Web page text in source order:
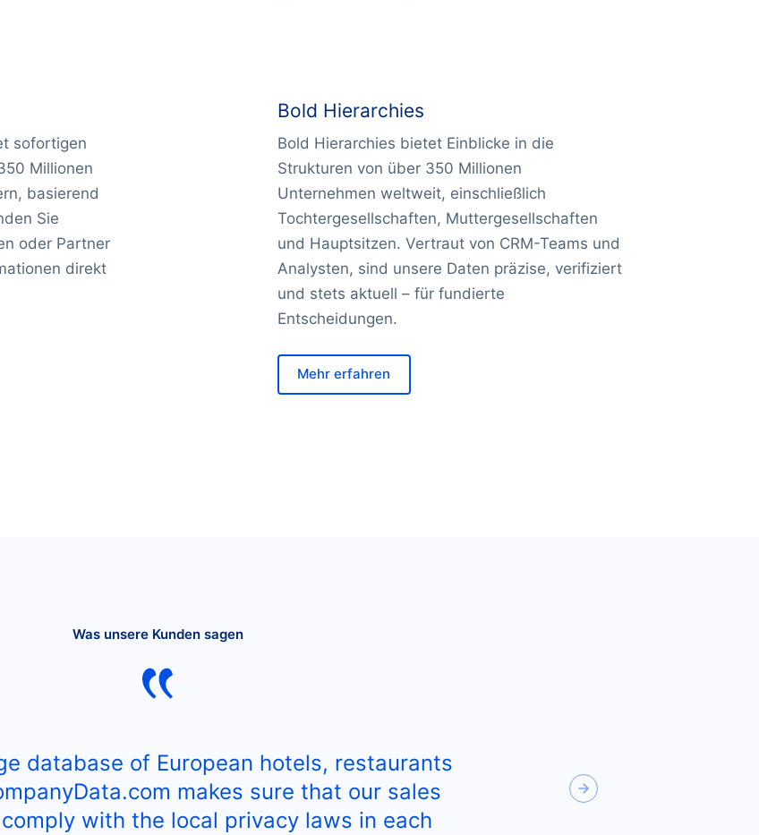
sofortigen
Millionen
basierend
Sie
oder Partner
direkt
Bold Hierarchies
Bold Hierarchies bietet Einblicke in die
Strukturen von über 350 Millionen
Unternehmen weltweit, einschließlich
Tochtergesellschaften, Muttergesellschaften
und Hauptsitzen. Vertraut von CRM-Teams und
Analysten, sind unsere Daten präzise, verifiziert
und stets aktuell – für fundierte
Entscheidungen.
Mehr erfahren
Was unsere Kunden sagen
database of European hotels, restaurants
makes sure that our sales
with the local privacy laws in each
Next